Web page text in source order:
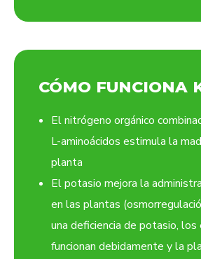
CÓMO FUNCIONA
El nitrógeno orgánico
L-aminoácidos estimula la
planta
El potasio mejora la
en las plantas
una deficiencia de potasio,
funcionan debidamente y la